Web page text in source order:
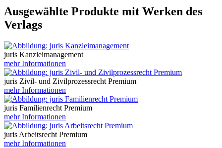
Ausgewählte Produkte mit Werken des
Verlags
juris Kanzleimanagement
mehr Informationen
juris Zivil- und Zivilprozessrecht Premium
mehr Informationen
juris Familienrecht Premium
mehr Informationen
juris Arbeitsrecht Premium
mehr Informationen